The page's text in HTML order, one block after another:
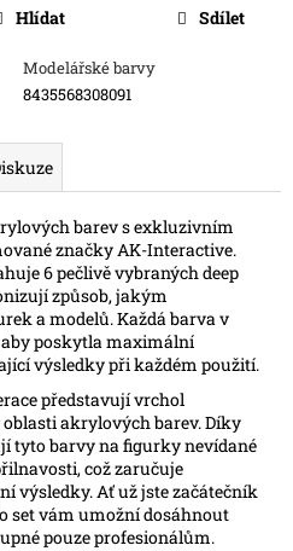
Modelářské barvy
8435568308091
Hlídat Sdílet
barev s exkluzivním
značky AK-Interactive.
6 pečlivě vybraných deep
způsob, jakým
a modelů. Každá barva v
poskytla maximální
výsledky při každém použití.
představují vrchol
akrylových barev. Díky
tyto barvy na figurky nevídané
což zaručuje
výsledky. Ať už jste začátečník
set vám umožní dosáhnout
pouze profesionálům.